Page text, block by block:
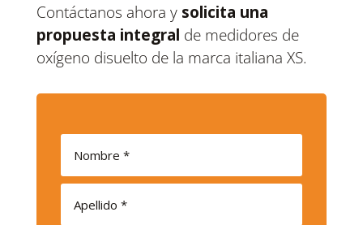
Contáctanos ahora y solicita una
propuesta integral de medidores de
oxígeno disuelto de la marca italiana XS.